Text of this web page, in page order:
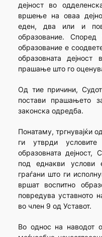
дејност во
вршење на оваа
еден, два или и
образование.
образование е
образовната дејност
прашање што го
Од тие причини,
постави прашањето
законска одредба.
Понатаму, тргнувајќи
ги утврди
образовната дејност,
под еднакви
граѓани што ги
вршат воспитно
повредува уставното
во член 9 од Уставот.
Во однос на наводот